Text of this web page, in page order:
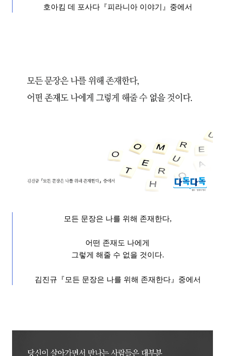
호아킴 데 포사다『피라니아 이야기 』 중에서
모든 문장은 나를 위해 존재한다,
어떤 존재도 나에게
그렇게 해줄 수 없을 것이다.
김진규 『모든 문장은 나를 위해 존재한다』 중에서